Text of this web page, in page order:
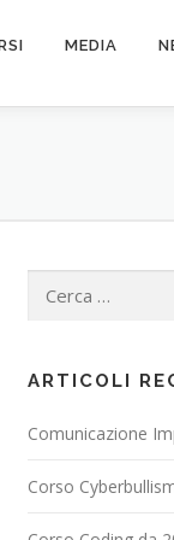
MEDIA
per:
ARTICOLI
Comunicazione
Corso